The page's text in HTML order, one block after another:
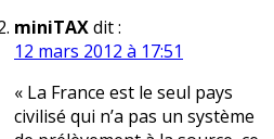
miniTAXdit :
12 mars 2012 à 17:51
« La France est le seul pays
civilisé qui n’a pas un système